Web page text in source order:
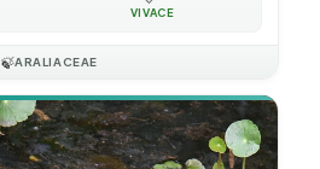
VIVACE
🍃ARALIACEAE